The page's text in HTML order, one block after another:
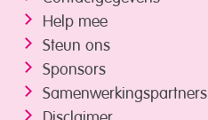
Help mee
Steun ons
Sponsors
Samenwerkings­partners
Disclaimer